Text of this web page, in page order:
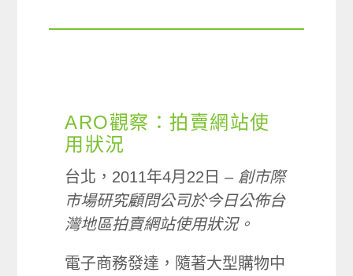
ARO觀察：拍賣網站使
用狀況
台北，2011年4月22日 – 創市際
市場研究顧問公司於今日公佈台
灣地區拍賣網站使用狀況。
電子商務發達，隨著大型購物中